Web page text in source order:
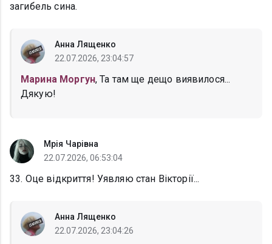
загибель сина.
Анна Лященко
22.07.2026, 23:04:57
Марина Моргун, Та там ще дещо виявилося...
Дякую!
Мрія Чарівна
22.07.2026, 06:53:04
33. Оце відкриття! Уявляю стан Вікторії...
Анна Лященко
22.07.2026, 23:04:26